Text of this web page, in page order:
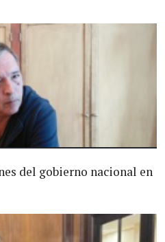
del gobierno nacional en